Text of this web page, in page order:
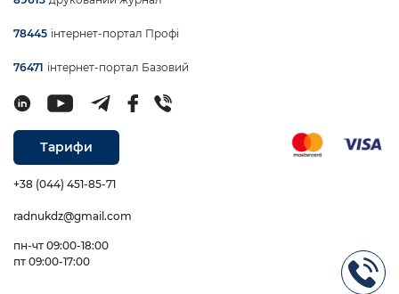
78445 інтернет-портал Профі
76471 інтернет-портал Базовий
Тарифи
+38 (044) 451-85-71
radnukdz@gmail.com
пн-чт 09:00-18:00
пт 09:00-17:00